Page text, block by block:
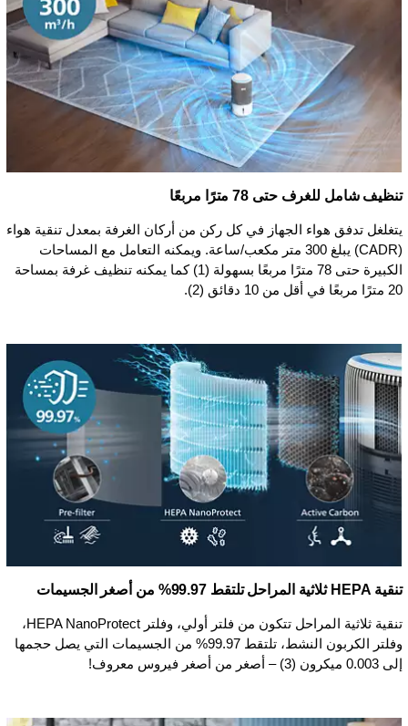
تنظيف شامل للغرف حتى 78 مترًا مربعًا
يتغلغل تدفق هواء الجهاز في كل ركن من أركان الغرفة بمعدل تنقية هواء
(CADR) يبلغ 300 متر مكعب/ساعة. ويمكنه التعامل مع المساحات
الكبيرة حتى 78 مترًا مربعًا بسهولة (1) كما يمكنه تنظيف غرفة بمساحة
20 مترًا مربعًا في أقل من 10 دقائق (2).
تنقية HEPA ثلاثية المراحل تلتقط 99.97% من أصغر الجسيمات
تنقية ثلاثية المراحل تتكون من فلتر أولي، وفلتر HEPA NanoProtect،
وفلتر الكربون النشط، تلتقط 99.97% من الجسيمات التي يصل حجمها
إلى 0.003 ميكرون (3) – أصغر من أصغر فيروس معروف!